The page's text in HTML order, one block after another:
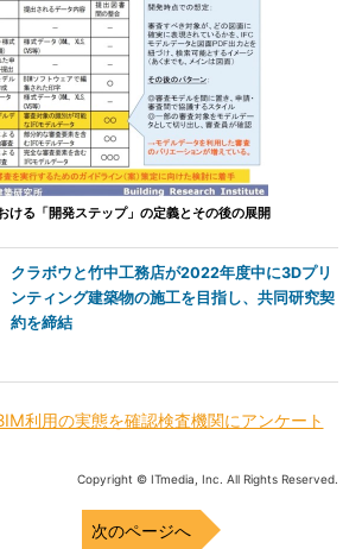
ける「開発ステップ」の定義とその後の展開
クラボウと竹中工務店が2022年度中に3Dプリ
ンティング建築物の施工を目指し、共同研究契
約を締結
利用の実態を確認検査機関にアンケート
Copyright © ITmedia, Inc. All Rights Reserved.
次のページへ